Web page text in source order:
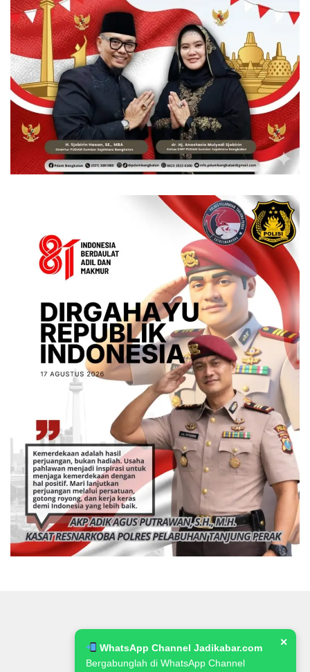
WhatsApp Channel Jadikabar.com
Bergabunglah di WhatsApp Channel
✕